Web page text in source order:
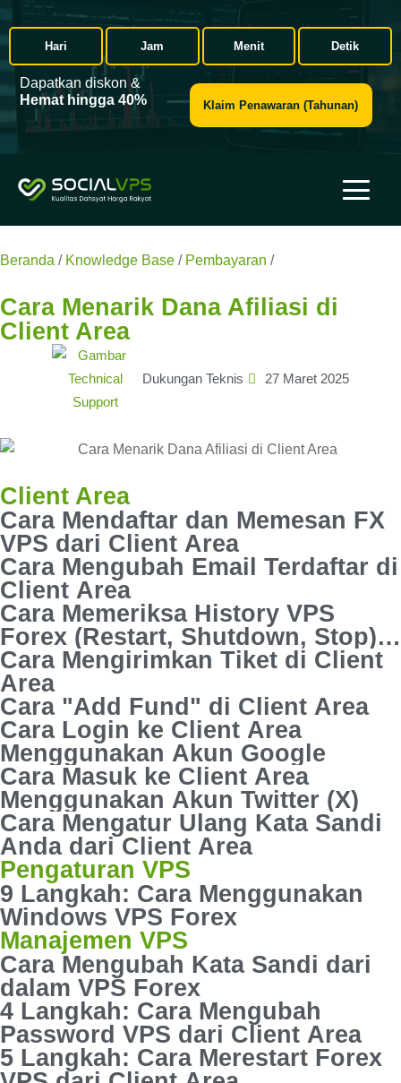
Hari Jam Menit Detik
Dapatkan diskon &
Hemat hingga 40%
Klaim Penawaran (Tahunan)
Beranda / Knowledge Base / Pembayaran /Cara Menarik
Cara Menarik Dana Afiliasi di
Client Area
Dukungan Teknis 27 Maret 2025
Client Area
Cara Mendaftar dan Memesan FX
VPS dari Client Area
Cara Mengubah Email Terdaftar di
Client Area
Cara Memeriksa History VPS
Forex (Restart, Shutdown, Stop)
di Client Area
Cara Mengirimkan Tiket di Client
Area
Cara "Add Fund" di Client Area
Cara Login ke Client Area
Menggunakan Akun Google
Cara Masuk ke Client Area
Menggunakan Akun Twitter (X)
Cara Mengatur Ulang Kata Sandi
Anda dari Client Area
Pengaturan VPS
9 Langkah: Cara Menggunakan
Windows VPS Forex
Manajemen VPS
Cara Mengubah Kata Sandi dari
dalam VPS Forex
4 Langkah: Cara Mengubah
Password VPS dari Client Area
5 Langkah: Cara Merestart Forex